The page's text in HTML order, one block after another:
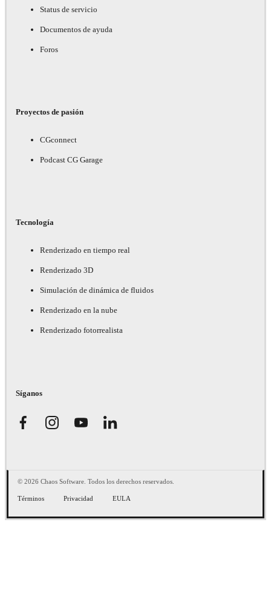
Status de servicio
Documentos de ayuda
Foros
Proyectos de pasión
CGconnect
Podcast CG Garage
Tecnología
Renderizado en tiempo real
Renderizado 3D
Simulación de dinámica de fluidos
Renderizado en la nube
Renderizado fotorrealista
Síganos
© 2026 Chaos Software. Todos los derechos reservados.
Términos Privacidad EULA